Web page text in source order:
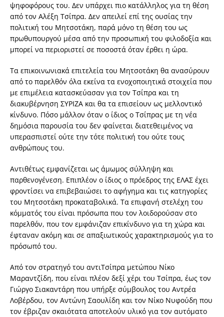
ψηφοφόρους του. ∆εν υπάρχει πιο κατάλληλος για τη θέση
από τον Αλέξη Τσίπρα. ∆εν απειλεί επί της ουσίας την
πολιτική του Μητσοτάκη, παρά µόνο τη θέση του ως
πρωθυπουργού µέσα από την προσωπική του φιλοδοξία και
µπορεί να περιοριστεί σε ποσοστά όταν έρθει η ώρα.
Τα επικοινωνιακά επιτελεία του Μητσοτάκη θα ανασύρουν
από το παρελθόν όλα εκείνα τα ενοχοποιητικά στοιχεία που
µε επιµέλεια κατασκεύασαν για τον Τσίπρα και τη
διακυβέρνηση ΣΥΡΙΖΑ και θα τα επισείουν ως µελλοντικό
κίνδυνο. Πόσο µάλλον όταν ο ίδιος ο Τσίπρας µε τη νέα
δηµόσια παρουσία του δεν φαίνεται διατεθειµένος να
υπερασπιστεί ούτε την τότε πολιτική του ούτε τους
ανθρώπους του.
Αντιθέτως εµφανίζεται ως άµωµος σύλληψη και
παρθενογένεση. Επιπλέον ο ίδιος ο πρόεδρος της ΕΛΑΣ έχει
φροντίσει να επιβεβαιώσει το αφήγηµα και τις κατηγορίες
του Μητσοτάκη προκαταβολικά. Τα επιφανή στελέχη του
κόµµατός του είναι πρόσωπα που τον λοιδορούσαν στο
παρελθόν, που τον εµφάνιζαν επικίνδυνο για τη χώρα και
έφταναν ακόµη και σε απαξιωτικούς χαρακτηρισµούς για το
πρόσωπό του.
Από τον στρατηγό του αντιΤσίπρα µετώπου Νίκο
Μαραντζίδη, που είναι πλέον δεξί χέρι του Τσίπρα, έως τον
Γιώργο Σιακαντάρη που υπήρξε σύµβουλος του Αντρέα
Λοβέρδου, τον Αντώνη Σαουλίδη και τον Νίκο Νυφούδη που
τον έβριζαν σκαιότατα αποτελούν υλικό για τον αυτόµατο